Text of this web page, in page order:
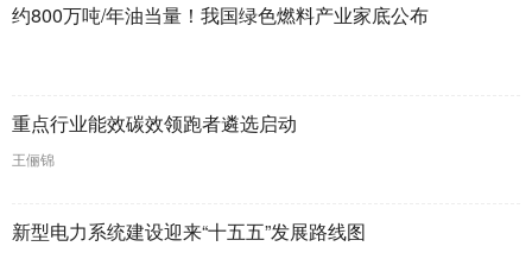
约800万吨/年油当量！我国绿色燃料产业家底公布
重点行业能效碳效领跑者遴选启动
王俪锦
新型电力系统建设迎来“十五五”发展路线图